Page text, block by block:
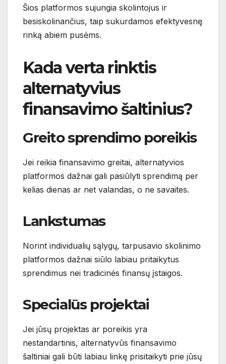
Šios platformos sujungia skolintojus ir
besiskolinančius, taip sukurdamos efektyvesnę
rinką abiem pusėms.
Kada verta rinktis
alternatyvius
finansavimo šaltinius?
Greito sprendimo poreikis
Jei reikia finansavimo greitai, alternatyvios
platformos dažnai gali pasiūlyti sprendimą per
kelias dienas ar net valandas, o ne savaites.
Lankstumas
Norint individualių sąlygų, tarpusavio skolinimo
platformos dažnai siūlo labiau pritaikytus
sprendimus nei tradicinės finansų įstaigos.
Specialūs projektai
Jei jūsų projektas ar poreikis yra
nestandartinis, alternatyvūs finansavimo
šaltiniai gali būti labiau linkę prisitaikyti prie jūsų